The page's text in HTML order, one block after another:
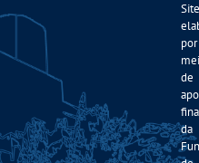
Site
por
de
da